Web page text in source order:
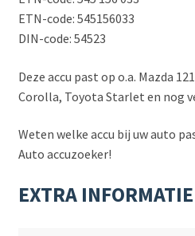
ETN-code: 545156033
DIN-code: 54523
Deze accu past op o.a. Mazda
Corolla, Toyota Starlet en nog
Weten welke accu bij uw auto
Auto accuzoeker!
EXTRA INFORMATIE